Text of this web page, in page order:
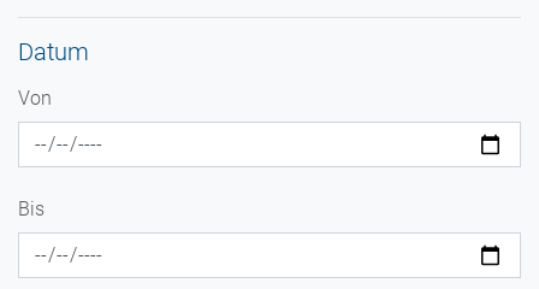
Datum
Von
Bis